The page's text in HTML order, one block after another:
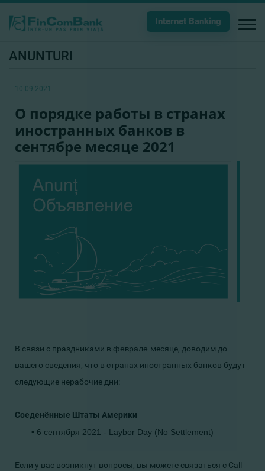
Internet Banking
ANUNTURI
10.09.2021
О порядке работы в странах
иностранных банков в
сентябре месяце 2021
В связи с праздниками в феврале месяце доводим до
вашего сведения, что в странах иностранных банков будут
следующие нерабочие дни:
Соеденённые Штаты Америки
• 6 сентября 2021 - Laybor Day (No Settlement)
Если у вас возникнут вопросы, вы можете связаться с Call